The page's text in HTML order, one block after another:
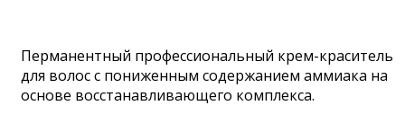
Перманентный профессиональный крем-краситель
для волос с пониженным содержанием аммиака на
основе восстанавливающего комплекса.